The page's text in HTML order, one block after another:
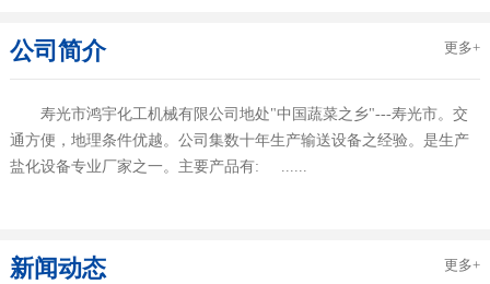
更多+
公司简介
寿光市鸿宇化工机械有限公司地处"中国蔬菜之乡"---寿光市。交
通方便，地理条件优越。公司集数十年生产输送设备之经验。是生产
盐化设备专业厂家之一。主要产品有: ......
更多+
新闻动态